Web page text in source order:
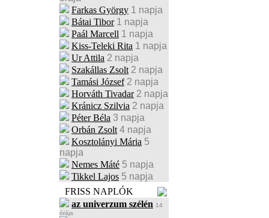
Farkas György 1 napja
Bátai Tibor 1 napja
Paál Marcell 1 napja
Kiss-Teleki Rita 1 napja
Ur Attila 2 napja
Szakállas Zsolt 2 napja
Tamási József 2 napja
Horváth Tivadar 2 napja
Kránicz Szilvia 2 napja
Péter Béla 3 napja
Orbán Zsolt 4 napja
Kosztolányi Mária 5
napja
Nemes Máté 5 napja
Tikkel Lajos 5 napja
FRISS NAPLÓK
az univerzum szélén 14
órája